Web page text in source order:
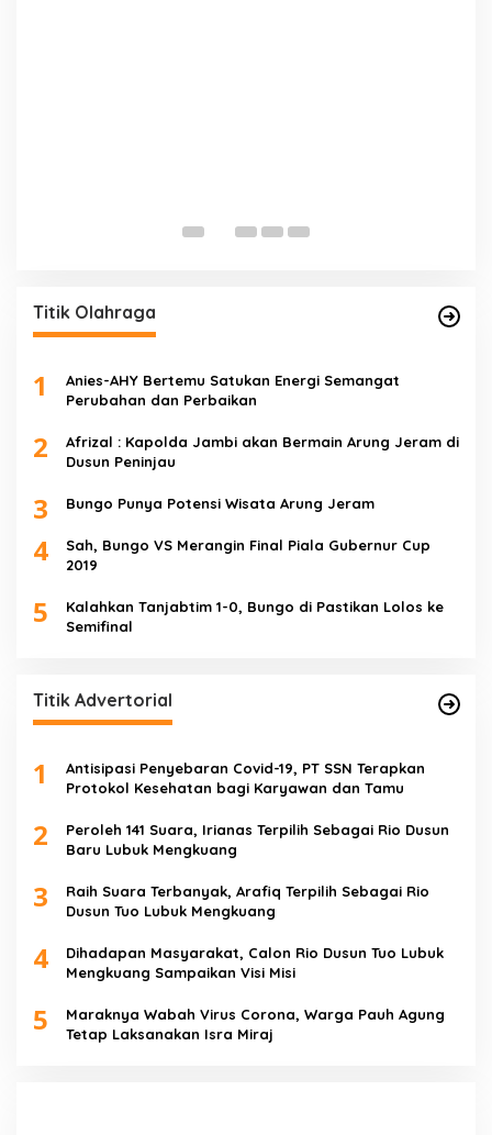
Titik Olahraga
1
Anies-AHY Bertemu Satukan Energi Semangat
Perubahan dan Perbaikan
2
Afrizal : Kapolda Jambi akan Bermain Arung Jeram di
Dusun Peninjau
3 Bungo Punya Potensi Wisata Arung Jeram
4
Sah, Bungo VS Merangin Final Piala Gubernur Cup
2019
5
Kalahkan Tanjabtim 1-0, Bungo di Pastikan Lolos ke
Semifinal
Titik Advertorial
1
Antisipasi Penyebaran Covid-19, PT SSN Terapkan
Protokol Kesehatan bagi Karyawan dan Tamu
2
Peroleh 141 Suara, Irianas Terpilih Sebagai Rio Dusun
Baru Lubuk Mengkuang
3
Raih Suara Terbanyak, Arafiq Terpilih Sebagai Rio
Dusun Tuo Lubuk Mengkuang
4
Dihadapan Masyarakat, Calon Rio Dusun Tuo Lubuk
Mengkuang Sampaikan Visi Misi
5
Maraknya Wabah Virus Corona, Warga Pauh Agung
Tetap Laksanakan Isra Miraj